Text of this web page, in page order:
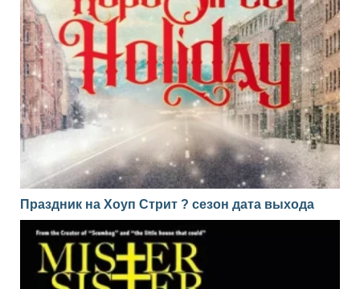
Праздник на Хоуп Стрит ? сезон дата выхода